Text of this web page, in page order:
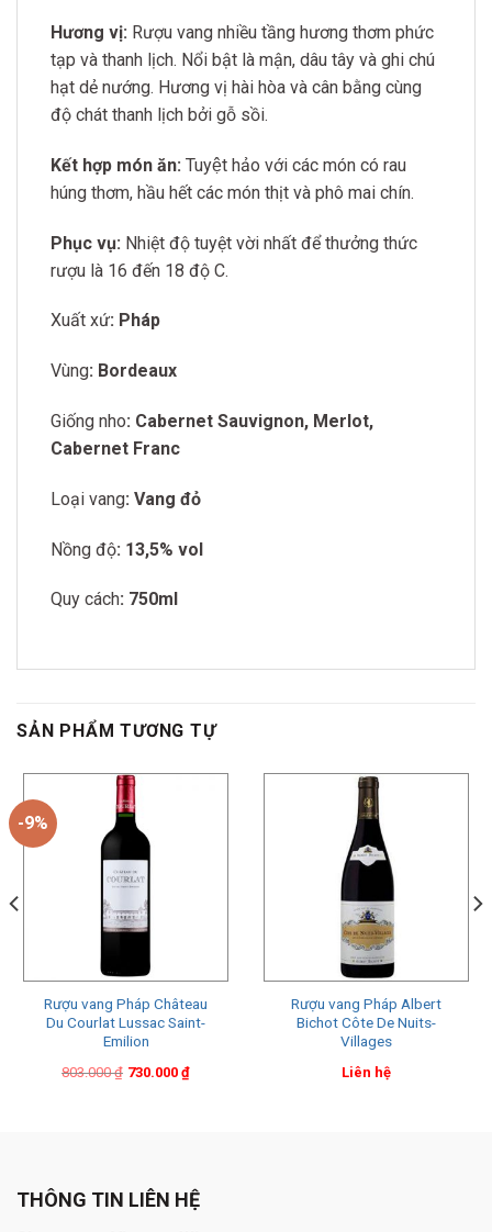
Hương vị: Rượu vang nhiều tầng hương thơm phức
tạp và thanh lịch. Nổi bật là mận, dâu tây và ghi chú
hạt dẻ nướng. Hương vị hài hòa và cân bằng cùng
độ chát thanh lịch bởi gỗ sồi.
Kết hợp món ăn: Tuyệt hảo với các món có rau
húng thơm, hầu hết các món thịt và phô mai chín.
Phục vụ: Nhiệt độ tuyệt vời nhất để thưởng thức
rượu là 16 đến 18 độ C.
Xuất xứ: Pháp
Vùng: Bordeaux
Giống nho: Cabernet Sauvignon, Merlot,
Cabernet Franc
Loại vang: Vang đỏ
Nồng độ: 13,5% vol
Quy cách: 750ml
SẢN PHẨM TƯƠNG TỰ
-9%
Rượu vang Pháp Château
Du Courlat Lussac Saint-
Emilion
803.000₫
Original
730.000 ₫
Current
Rượu vang Pháp Albert
Bichot Côte De Nuits-
Villages
Liên hệ
THÔNG TIN LIÊN HỆ